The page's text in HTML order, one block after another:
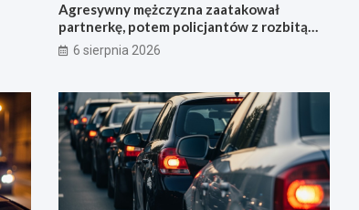
Agresywny mężczyzna zaatakował
partnerkę, potem policjantów z rozbitą
butelką
6 sierpnia 2026